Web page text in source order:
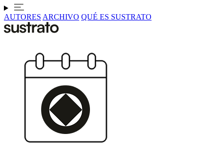
AUTORES ARCHIVO QUÉ ES SUSTRATO